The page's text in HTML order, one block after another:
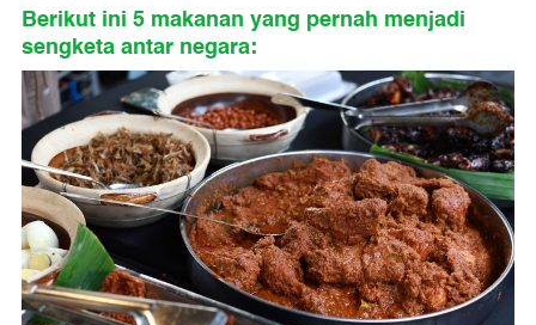
Berikut ini 5 makanan yang pernah menjadi
sengketa antar negara: